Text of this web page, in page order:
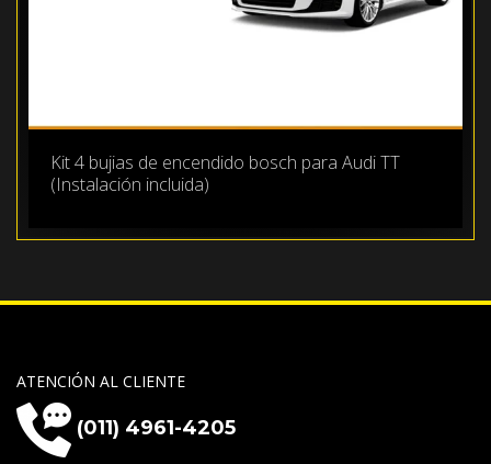
Kit 4 bujias de encendido bosch para Audi TT
(Instalación incluida)
ATENCIÓN AL CLIENTE
(011) 4961-4205